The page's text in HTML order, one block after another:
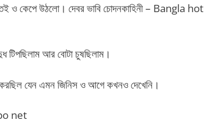
ও কেপে উঠলো। দেবর ভাবি চোদনকাহিনী – Bangla hot
টিপছিলাম আর বোটা চুষছিলাম।
যেন এমন জিনিস ও আগে কখনও দেখেনি।
net